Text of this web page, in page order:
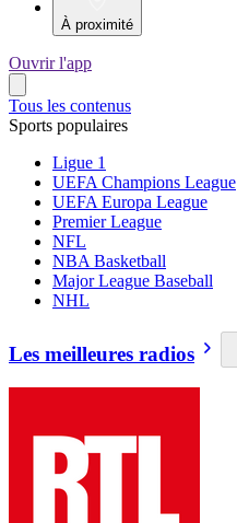
À proximité
Ouvrir l'app
Tous les contenus
Sports populaires
Ligue 1
UEFA Champions League
UEFA Europa League
Premier League
NFL
NBA Basketball
Major League Baseball
NHL
Les meilleures radios